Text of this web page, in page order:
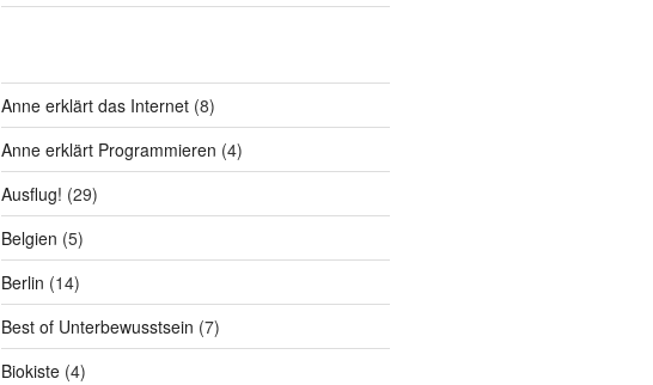
Anne erklärt das Internet(8)
Anne erklärt Programmieren (4)
Ausflug! (29)
Belgien (5)
Berlin (14)
Best of Unterbewusstsein (7)
Biokiste(4)